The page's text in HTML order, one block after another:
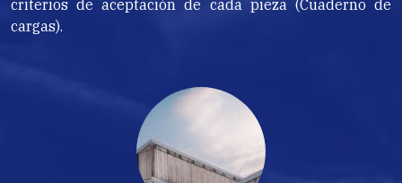
criterios de aceptación de cada pieza (Cuaderno de
cargas).